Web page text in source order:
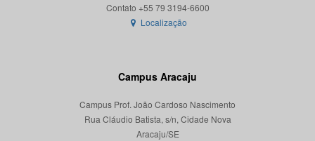
Localização
Campus Aracaju
Campus Prof. João Cardoso Nascimento
Rua Cláudio Batista, s/n, Cidade Nova
Aracaju/SE